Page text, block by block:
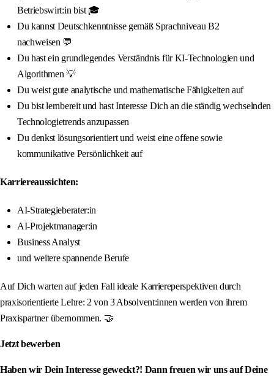
Betriebswirt:in bist 🎓
Du kannst Deutschkenntnisse gemäß Sprachniveau B2
nachweisen 💬
Du hast ein grundlegendes Verständnis für KI-Technologien und
Algorithmen 💡
Du weist gute analytische und mathematische Fähigkeiten auf
Du bist lernbereit und hast Interesse Dich an die ständig wechselnden
Technologietrends anzupassen
Du denkst lösungsorientiert und weist eine offene sowie
kommunikative Persönlichkeit auf
Karriereaussichten:
AI-Strategieberater:in
AI-Projektmanager:in
Business Analyst
und weitere spannende Berufe
Auf Dich warten auf jeden Fall ideale Karriereperspektiven durch
praxisorientierte Lehre: 2 von 3 Absolvent:innen werden von ihrem
Praxispartner übernommen. 🤝
Jetzt bewerben
Haben wir Dein Interesse geweckt?! Dann freuen wir uns auf Deine